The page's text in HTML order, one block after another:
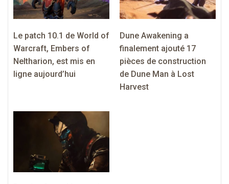
Le patch 10.1 de World of
Warcraft, Embers of
Neltharion, est mis en
ligne aujourd’hui
Dune Awakening a
finalement ajouté 17
pièces de construction
de Dune Man à Lost
Harvest